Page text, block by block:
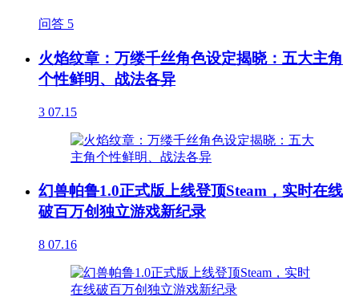
问答 5
火焰纹章：万缕千丝角色设定揭晓：五大主角
个性鲜明、战法各异
3 07.15
幻兽帕鲁1.0正式版上线登顶Steam，实时在线
破百万创独立游戏新纪录
8 07.16